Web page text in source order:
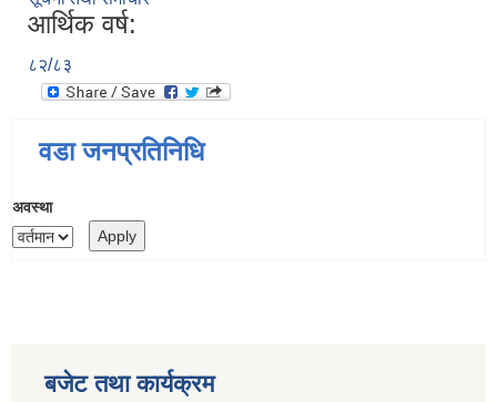
आर्थिक वर्ष:
८२/८३
वडा जनप्रतिनिधि
अवस्था
बजेट तथा कार्यक्रम